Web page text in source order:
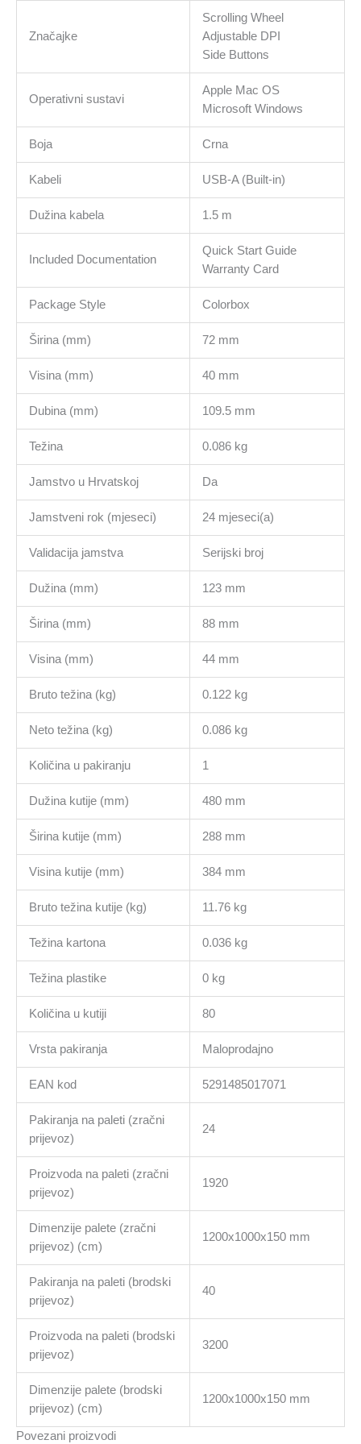
Značajke
Scrolling Wheel
Adjustable DPI
Side Buttons
Operativni sustavi
Apple Mac OS
Microsoft Windows
Boja Crna
Kabeli USB-A (Built-in)
Dužina kabela 1.5 m
Included Documentation
Quick Start Guide
Warranty Card
Package Style Colorbox
Širina (mm) 72 mm
Visina (mm) 40 mm
Dubina (mm) 109.5 mm
Težina 0.086 kg
Jamstvo u Hrvatskoj Da
Jamstveni rok (mjeseci) 24 mjeseci(a)
Validacija jamstva Serijski broj
Dužina (mm) 123 mm
Širina (mm) 88 mm
Visina (mm) 44 mm
Bruto težina (kg) 0.122 kg
Neto težina (kg) 0.086 kg
Količina u pakiranju 1
Dužina kutije (mm) 480 mm
Širina kutije (mm) 288 mm
Visina kutije (mm) 384 mm
Bruto težina kutije (kg) 11.76 kg
Težina kartona 0.036 kg
Težina plastike 0 kg
Količina u kutiji 80
Vrsta pakiranja Maloprodajno
EAN kod 5291485017071
Pakiranja na paleti (zračni
prijevoz)
24
Proizvoda na paleti (zračni
prijevoz)
1920
Dimenzije palete (zračni
prijevoz) (cm)
1200x1000x150 mm
Pakiranja na paleti (brodski
prijevoz)
40
Proizvoda na paleti (brodski
prijevoz)
3200
Dimenzije palete (brodski
prijevoz) (cm)
1200x1000x150 mm
Povezani proizvodi